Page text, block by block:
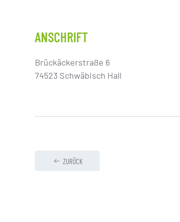
ANSCHRIFT
Brückäckerstraße 6
74523 Schwäbisch Hall
ZURÜCK